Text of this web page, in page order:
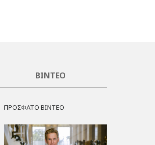
ΒΊΝΤΕΟ
ΠΡΟΣΦΑΤΟ ΒΙΝΤΕΟ